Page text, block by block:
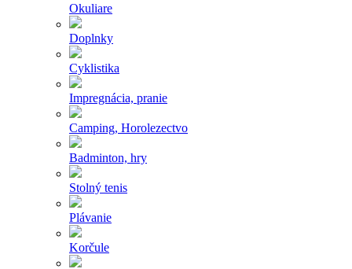
Okuliare
Doplnky
Cyklistika
Impregnácia, pranie
Camping, Horolezectvo
Badminton, hry
Stolný tenis
Plávanie
Korčule